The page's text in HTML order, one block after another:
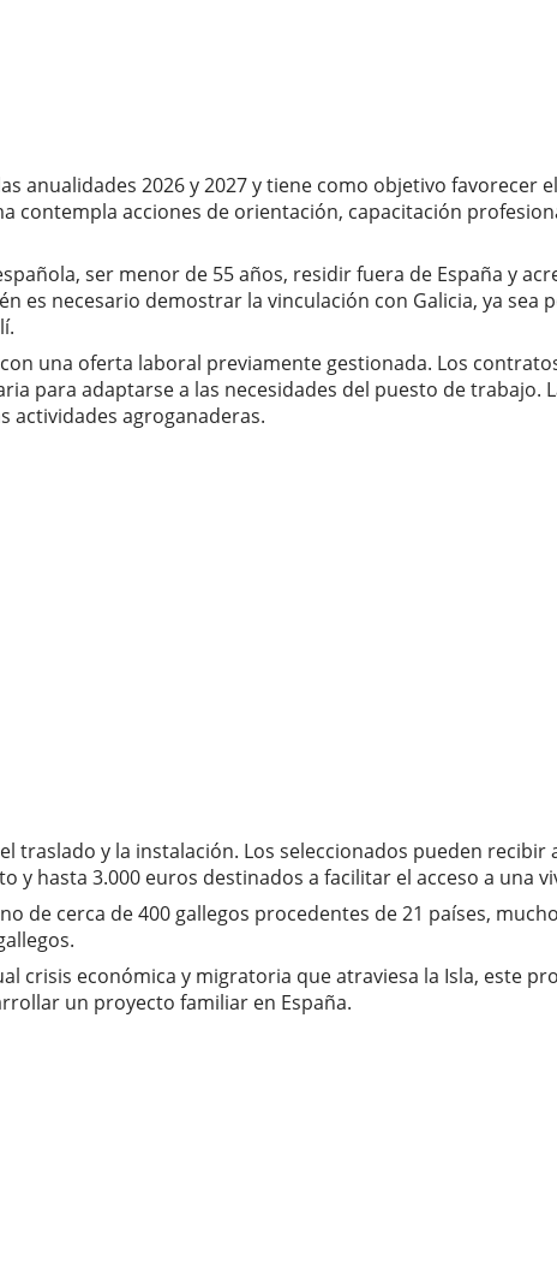
anualidades 2026 y 2027 y tiene como objetivo favorecer
contempla acciones de orientación, capacitación
ser menor de 55 años, residir fuera de España y
necesario demostrar la vinculación con Galicia, ya sea
una oferta laboral previamente gestionada. Los
para adaptarse a las necesidades del puesto de trabajo.
actividades agroganaderas.
traslado y la instalación. Los seleccionados pueden
hasta 3.000 euros destinados a facilitar el acceso a una
de cerca de 400 gallegos procedentes de 21 países,
crisis económica y migratoria que atraviesa la Isla, este
un proyecto familiar en España.